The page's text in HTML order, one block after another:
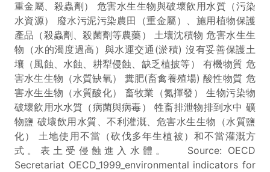
重金屬、殺蟲劑） 危害水生生物與破壞飲用水質（污染
水資源） 廢水污泥污染農田（重金屬）、施用植物保護
產品（殺蟲劑、殺菌劑等農藥） 土壤沈積物 危害水生生
物（水的濁度過高）與水運交通(淤積) 沒有妥善保護土
壤（風蝕、水蝕、耕犁侵蝕、缺乏植披等） 有機物質 危
害水生生物（水質缺氧） 糞肥(畜禽養殖場) 酸性物質 危
害水生生物（水質酸化） 畜牧業（氮揮發） 生物污染物
破壞飲用水水質（病菌與病毒） 牲畜排泄物排到水中 礦
物鹽 破壞飲用水質、不利灌溉、危害水生生物（水質鹽
化） 土地使用不當（砍伐多年生植被）和不當灌溉方
式。表土受侵蝕進入水體。 Source: OECD
Secretariat OECD_1999_environmental indicators for